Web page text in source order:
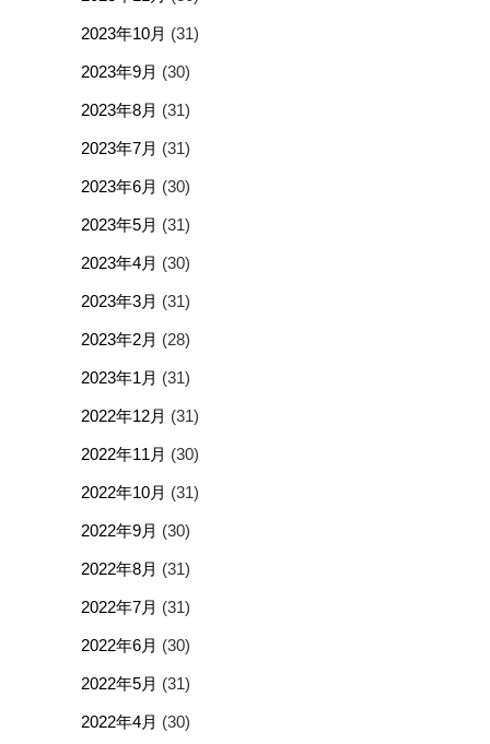
2023年10月 (31)
2023年9月 (30)
2023年8月 (31)
2023年7月 (31)
2023年6月 (30)
2023年5月 (31)
2023年4月 (30)
2023年3月 (31)
2023年2月 (28)
2023年1月 (31)
2022年12月 (31)
2022年11月 (30)
2022年10月 (31)
2022年9月 (30)
2022年8月 (31)
2022年7月 (31)
2022年6月 (30)
2022年5月 (31)
2022年4月 (30)